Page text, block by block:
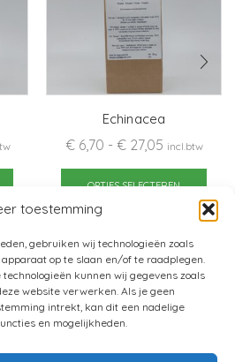
toestemming
gebruiken wij technologieën zoals
op te slaan en/of te raadplegen.
kunnen wij gegevens zoals
website verwerken. Als je geen
intrekt, kan dit een nadelige
en mogelijkheden.
Dit
product
heeft
variaties.
Deze
optie
kan
worden
Echinacea
€6,70 - €27,05Prijsklasse:
€ 6,70
tot
€ 27,05
incl.btw
OPTIES SELECTEREN
Dit